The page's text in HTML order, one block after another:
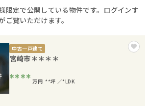
限定で公開している物件です。ログインす
ご覧いただけます。
中古一戸建て
宮崎市＊＊＊＊
**** 万円 **坪 *LDK